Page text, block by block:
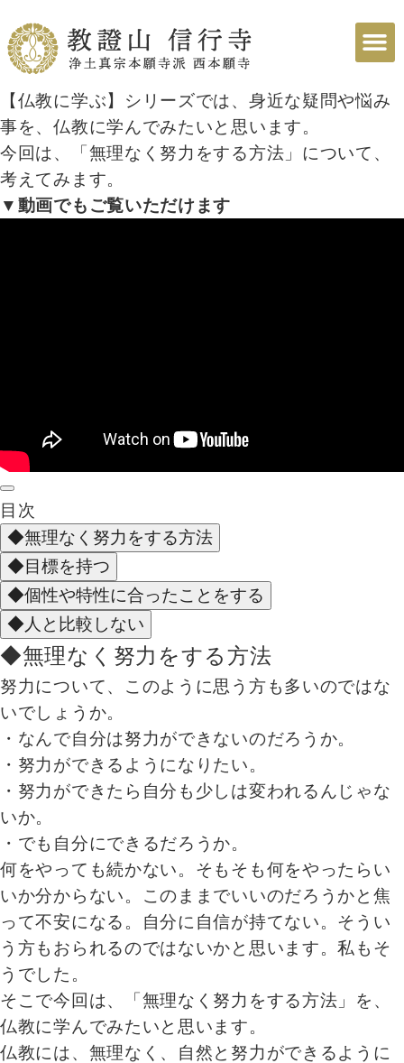
【仏教に学ぶ】シリーズでは、身近な疑問や悩み
事を、仏教に学んでみたいと思います。
今回は、「無理なく努力をする方法」について、
考えてみます。
▼動画でもご覧いただけます
目次
◆無理なく努力をする方法
◆目標を持つ
◆個性や特性に合ったことをする
◆人と比較しない
◆無理なく努力をする方法
努力について、このように思う方も多いのではな
いでしょうか。
・なんで自分は努力ができないのだろうか。
・努力ができるようになりたい。
・努力ができたら自分も少しは変われるんじゃな
いか。
・でも自分にできるだろうか。
何をやっても続かない。そもそも何をやったらい
いか分からない。このままでいいのだろうかと焦
って不安になる。自分に自信が持てない。そうい
う方もおられるのではないかと思います。私もそ
うでした。
そこで今回は、「無理なく努力をする方法」を、
仏教に学んでみたいと思います。
仏教には、無理なく、自然と努力ができるように